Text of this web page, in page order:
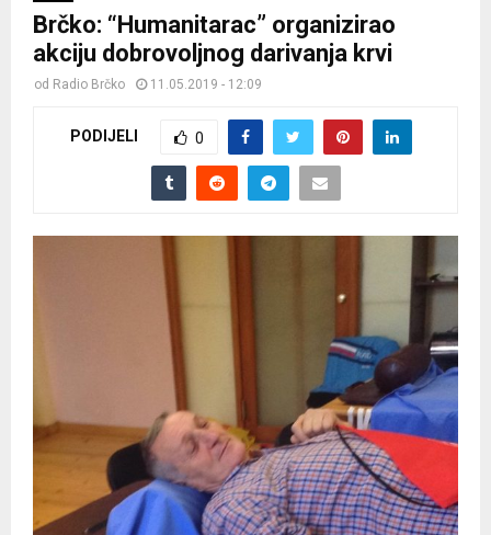
Brčko: “Humanitarac” organizirao
akciju dobrovoljnog darivanja krvi
od Radio Brčko 11.05.2019 - 12:09
PODIJELI 0